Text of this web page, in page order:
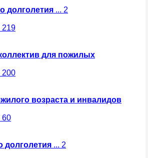
долголетия ... 2
219
для пожилых
200
возраста и инвалидов
60
долголетия ... 2